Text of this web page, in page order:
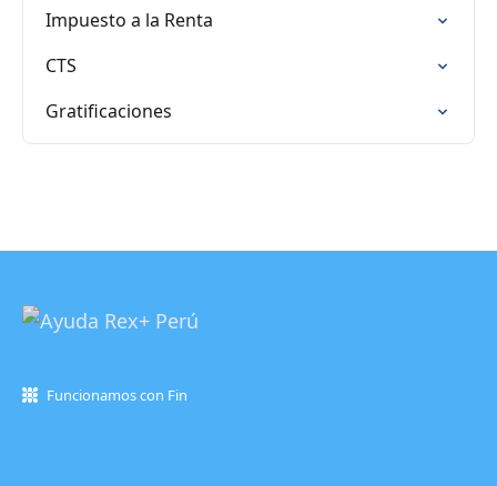
Impuesto a la Renta
CTS
Gratificaciones
Funcionamos con Fin